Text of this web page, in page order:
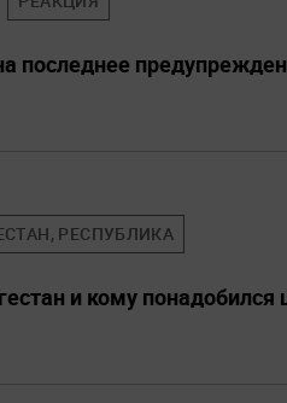
последнее
РЕСПУБЛИКА
и кому